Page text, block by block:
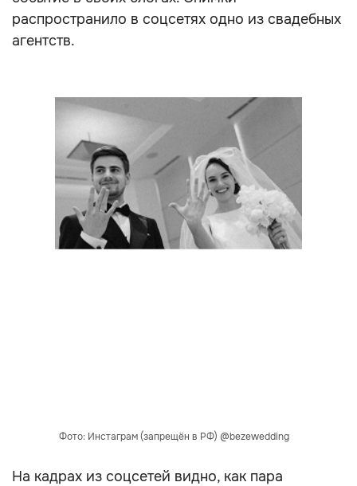
распространило в соцсетях одно из свадебных
агентств.
Фото: Инстаграм (запрещён в РФ) @bezewedding
На кадрах из соцсетей видно, как пара